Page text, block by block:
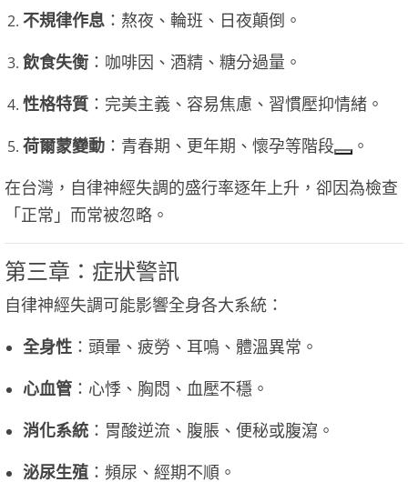
不規律作息 ：熬夜、輪班、日夜顛倒。
飲食失衡 ：咖啡因、酒精、糖分過量。
性格特質 ：完美主義、容易焦慮、習慣壓抑情緒。
荷爾蒙變動 ：青春期、更年期、懷孕等階段
。
在台灣，自律神經失調的盛行率逐年上升，卻因為檢查
「正常」而常被忽略。
第三章：症狀警訊
自律神經失調可能影響全身各大系統：
全身性 ：頭暈、疲勞、耳鳴、體溫異常。
心血管 ：心悸、胸悶、血壓不穩。
消化系統 ：胃酸逆流、腹脹、便秘或腹瀉。
泌尿生殖 ：頻尿、經期不順。